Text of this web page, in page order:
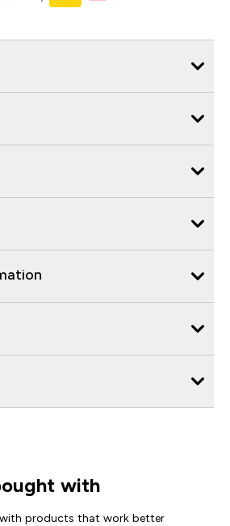
with
products that work better